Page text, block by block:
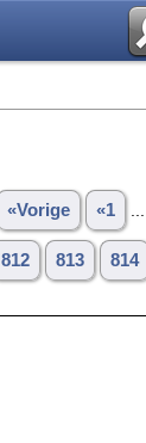
«Vorige «1
812 813 814